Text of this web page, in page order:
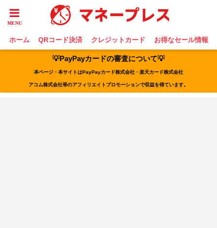
ホーム QRコード決済 クレジットカード お得なセール情報
💡PayPayカードの審査について💡
本ページ・本サイトはPayPayカード株式会社・楽天カード株式会社
アコム株式会社等のアフィリエイトプロモーションで収益を得ています。